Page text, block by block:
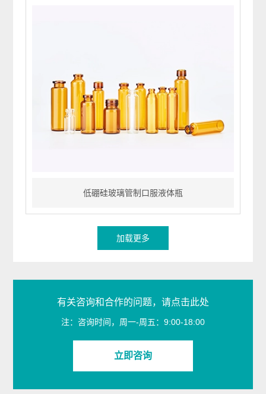
低硼硅玻璃管制口服液体瓶
加载更多
有关咨询和合作的问题，请点击此处
注：咨询时间，周一-周五：9:00-18:00
立即咨询